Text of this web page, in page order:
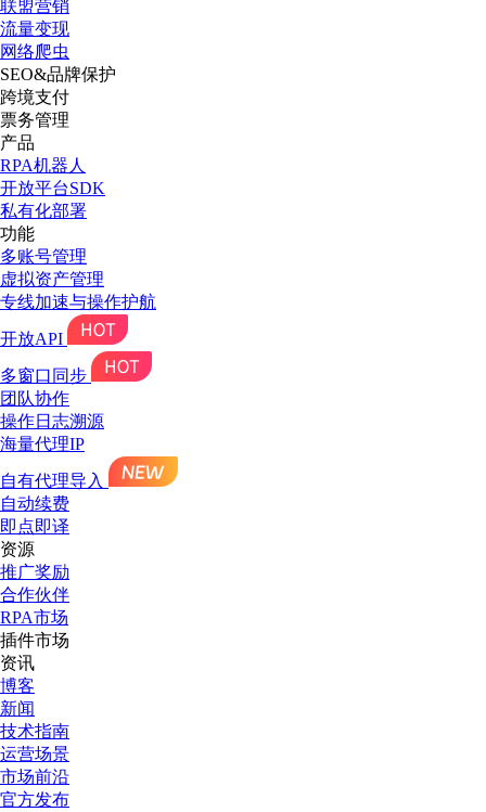
联盟营销
流量变现
网络爬虫
SEO&品牌保护
跨境支付
票务管理
产品
RPA机器人
开放平台SDK
私有化部署
功能
多账号管理
虚拟资产管理
专线加速与操作护航
开放API
多窗口同步
团队协作
操作日志溯源
海量代理IP
自有代理导入
自动续费
即点即译
资源
推广奖励
合作伙伴
RPA市场
插件市场
资讯
博客
新闻
技术指南
运营场景
市场前沿
官方发布